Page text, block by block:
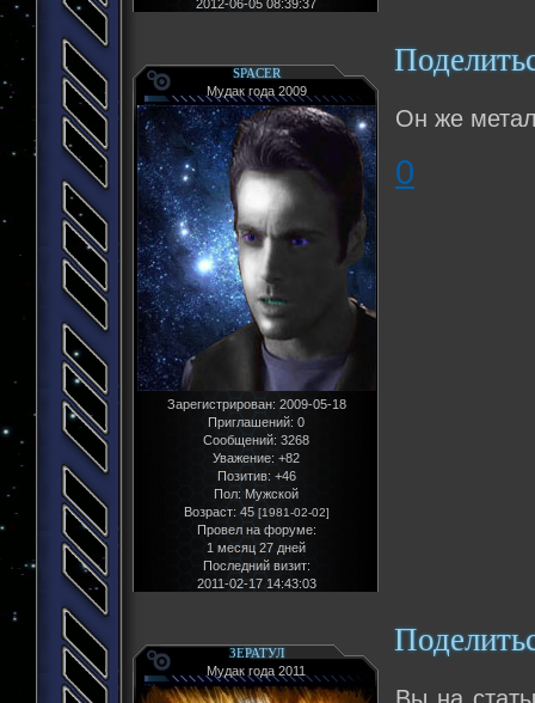
2012-06-05 08:39:37
SPACER
Мудак года 2009
Зарегистрирован: 2009-05-18
Приглашений: 0
Сообщений: 3268
Уважение: +82
Позитив: +46
Пол:Мужской
Возраст: 45 [1981-02-02]
Провел на форуме:
1 месяц 27 дней
Последний визит:
2011-02-17 14:43:03
Он же
0
ЗЕРАТУЛ
Мудак года 2011